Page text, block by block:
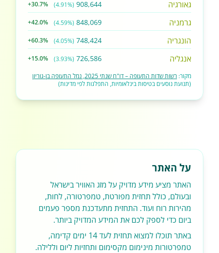
גאורגיה 908,644
(4.91%)
+30.7%
גרמניה 848,069
(4.59%)
+42.0%
הונגריה 748,424
(4.05%)
+60.3%
אנגליה 726,586
(3.93%)
+15.0%
מקור: רשות שדות התעופה – דו"ח שנתי 2025, נמל התעופה בן-גוריון
(תנועת נוסעים בטיסות בינלאומיות, התפלגות לפי מדינות)
על האתר
האתר מציע מידע מדויק על מזג האוויר בישראל
ובעולם, כולל תחזית מפורטת, טמפרטורה, לחות,
מהירות רוח ועוד. התחזית מתעדכנת מספר פעמים
ביום כדי לספק לכם את המידע המדויק ביותר.
באתר תוכלו למצוא תחזית לעד 14 ימים קדימה,
טמפרטורות מינימום מקסימום ותחזיות ליום וללילה.